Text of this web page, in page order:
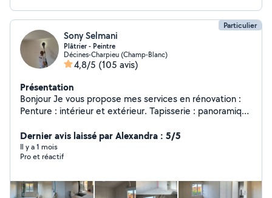
Particulier
Sony Selmani
Plâtrier - Peintre
Décines-Charpieu (Champ-Blanc)
4,8/5 (105 avis)
Présentation
Bonjour Je vous propose mes services en rénovation :
Penture : intérieur et extérieur. Tapisserie : panoramique
type. Revêtement de sol : parquet tout type.
Démolition: tout type. Devis gratuit et raisonnable.
Qualité de travail : PRO À votre service: Sérieux et
Dernier avis laissé par Alexandra : 5/5
Il y a 1 mois
Pro et réactif